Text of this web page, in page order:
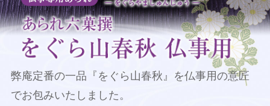
弊庵定番の一品『をぐら山春秋』を仏事用の意匠
でお包みいたしました。